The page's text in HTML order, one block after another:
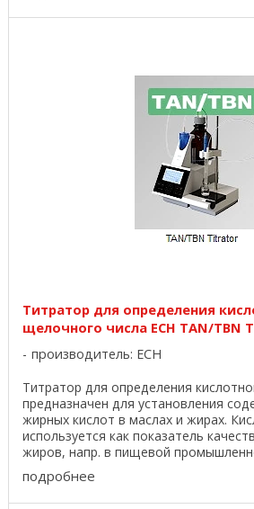
Титратор для определения
щелочного числа ECH TAN/TBN
производитель: ECH
Титратор для определения
предназначен для установления
жирных кислот в маслах и жирах.
используется как показатель
жиров, напр. в пищевой
определения ...
подробнее